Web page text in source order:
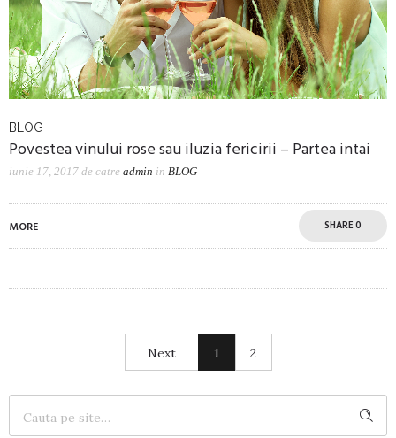
BLOG
Povestea vinului rose sau iluzia fericirii – Partea intai
iunie 17, 2017 de catre admin in BLOG
MORE SHARE0
Next 1 2